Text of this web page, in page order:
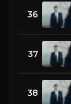
36
37
38